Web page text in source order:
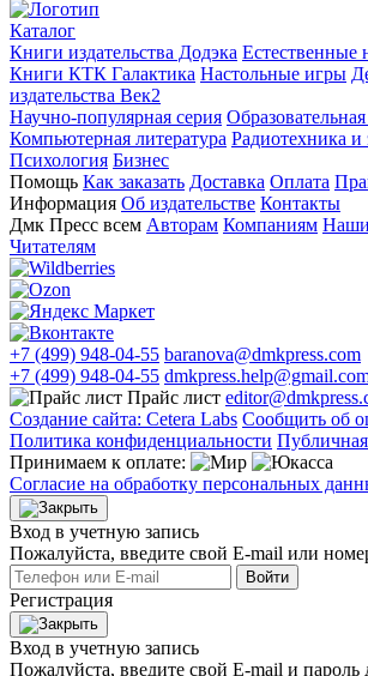
Каталог
Книги издательства Додэка Естественные
Книги КТК Галактика Настольные игры
издательства Век2
Научно-популярная серия
Компьютерная литература Радиотехника и
Психология Бизнес
Помощь Как заказать Доставка Оплата
Информация Об издательстве Контакты
Дмк Пресс всем Авторам Компаниям
Читателям
+7 (499) 948-04-55 baranova@dmkpress.com
+7 (499) 948-04-55
Прайс лист
Создание сайта: Cetera Labs Сообщить об
Политика конфиденциальности
Принимаем к оплате:
Согласие на обработку персональных
Вход в учетную запись
Пожалуйста, введите свой E‑mail или
Войти
Регистрация
Вход в учетную запись
Пожалуйста, введите свой E‑mail и пароль